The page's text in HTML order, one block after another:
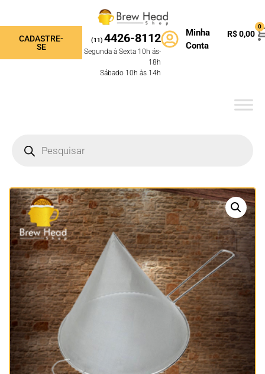
CADASTRE-
SE
(11) 4426-8112
Segunda à Sexta 10h ás-
18h
Sábado 10h às 14h
Minha
Conta
R$0,00
0